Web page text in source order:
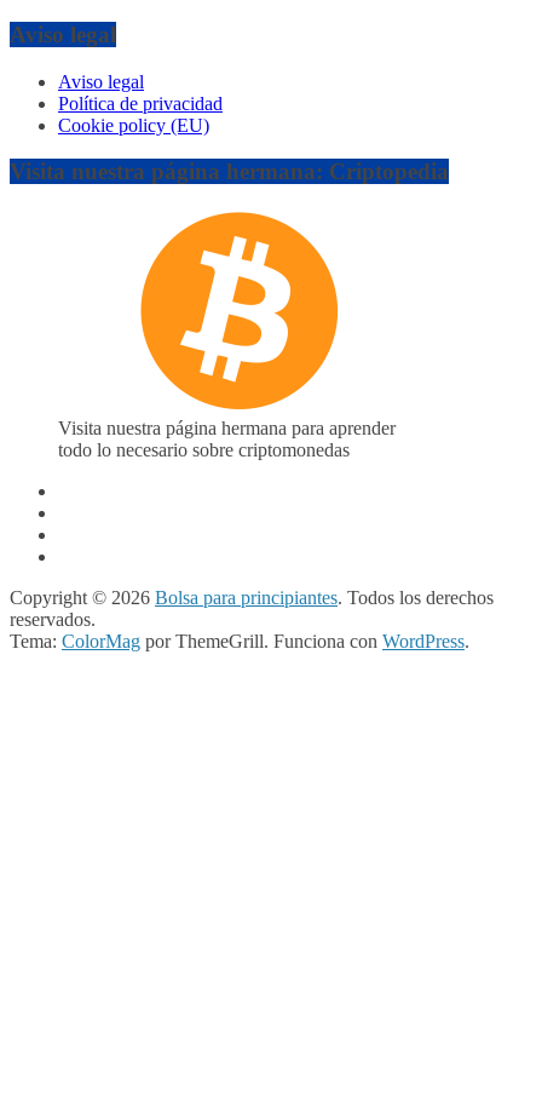
Aviso legal
Aviso legal
Política de privacidad
Cookie policy (EU)
Visita nuestra página hermana: Criptopedia
Visita nuestra página hermana para aprender
todo lo necesario sobre criptomonedas
Copyright © 2026 Bolsa para principiantes. Todos los derechos
reservados.
Tema: ColorMag por ThemeGrill. Funciona con WordPress.